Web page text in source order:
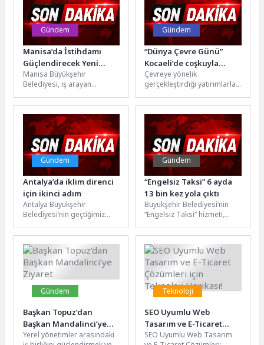
Gündem
Manisa’da İstihdamı
Güçlendirecek Yeni
Portal Hizmete Girdi
Manisa Büyükşehir
Belediyesi, iş arayan
tek bir noktada buluşturmak
amacıyla Manisa İstihdam...
Gündem
“Dünya Çevre Günü”
Kocaeli’de coşkuyla
kutlandı; En çevreci
şehirde en özel kutlama
Çevreye yönelik
gerçekleştirdiği yatırımlarla
Kocaeli Büyükşehir
Belediyesi, “5 Haziran Dünya
Çevre...
Gündem
Antalya’da iklim direnci
için ikinci adım
Antalya Büyükşehir
Belediyesi’nin geçtiğimiz
Değişikliğinde Bilimden
Eyleme: Antalya’nın Aşırı
Sıcaklardan Etkilenebilirliği
Çalıştayı”nda...
Gündem
“Engelsiz Taksi” 6 ayda
13 bin kez yola çıktı
Büyükşehir Belediyesi’nin
“Engelsiz Taksi” hizmeti,
131 ulaşım talebini
karşılayarak...
Gündem
Başkan Topuz’dan
Başkan Mandalinci’ye
Ziyaret
Yerel yönetimler arasındaki
Teknoloji
SEO Uyumlu Web
Tasarım ve E-Ticaret
Çözümleri için Teknoloji
SEO Uyumlu Web Tasarım